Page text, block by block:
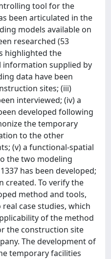
tool for the
been articulated in the
models available on
researched (53
highlighted the
information supplied by
data have been
sites; (iii)
interviewed; (iv) a
developed following
the temporary
to the other
(v) a functional-spatial
the two modeling
has been developed;
created. To verify the
method and tools,
case studies, which
of the method
the construction site
The development of
temporary facilities